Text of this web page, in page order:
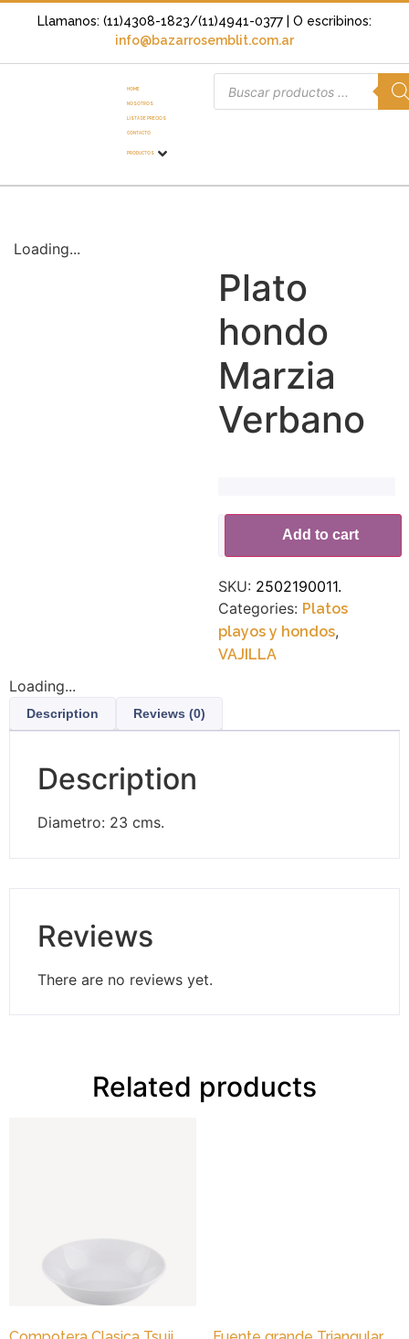
Llamanos: (11)4308-1823/(11)4941-0377
| O escribinos:
info@bazarrosemblit.com.ar
HOME
NOSOTROS
LISTA DE PRECIOS
CONTACTO
PRODUCTOS
Loading...
Plato
hondo
Marzia
Verbano
Add to cart
Alternative:
SKU: 2502190011.
Categories: Platos
playos y hondos,
VAJILLA
Loading...
Description Reviews (0)
Description
Diametro: 23 cms.
Reviews
There are no reviews yet.
Related products